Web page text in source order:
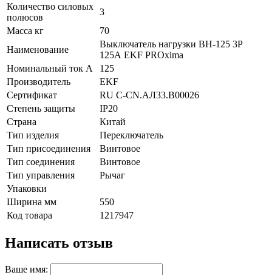
Количество силовых
полюсов
3
Масса кг
70
Наименование
Выключатель нагрузки ВН-125 3P
125А EKF PROxima
Номинальный ток А
125
Производитель
EKF
Сертификат
RU C-CN.АЛ33.B00026
Степень защиты
IP20
Страна
Китай
Тип изделия
Переключатель
Тип присоединения
Винтовое
Тип соединения
Винтовое
Тип управления
Рычаг
Упаковки
Ширина мм
550
Код товара
1217947
Написать отзыв
Ваше имя: